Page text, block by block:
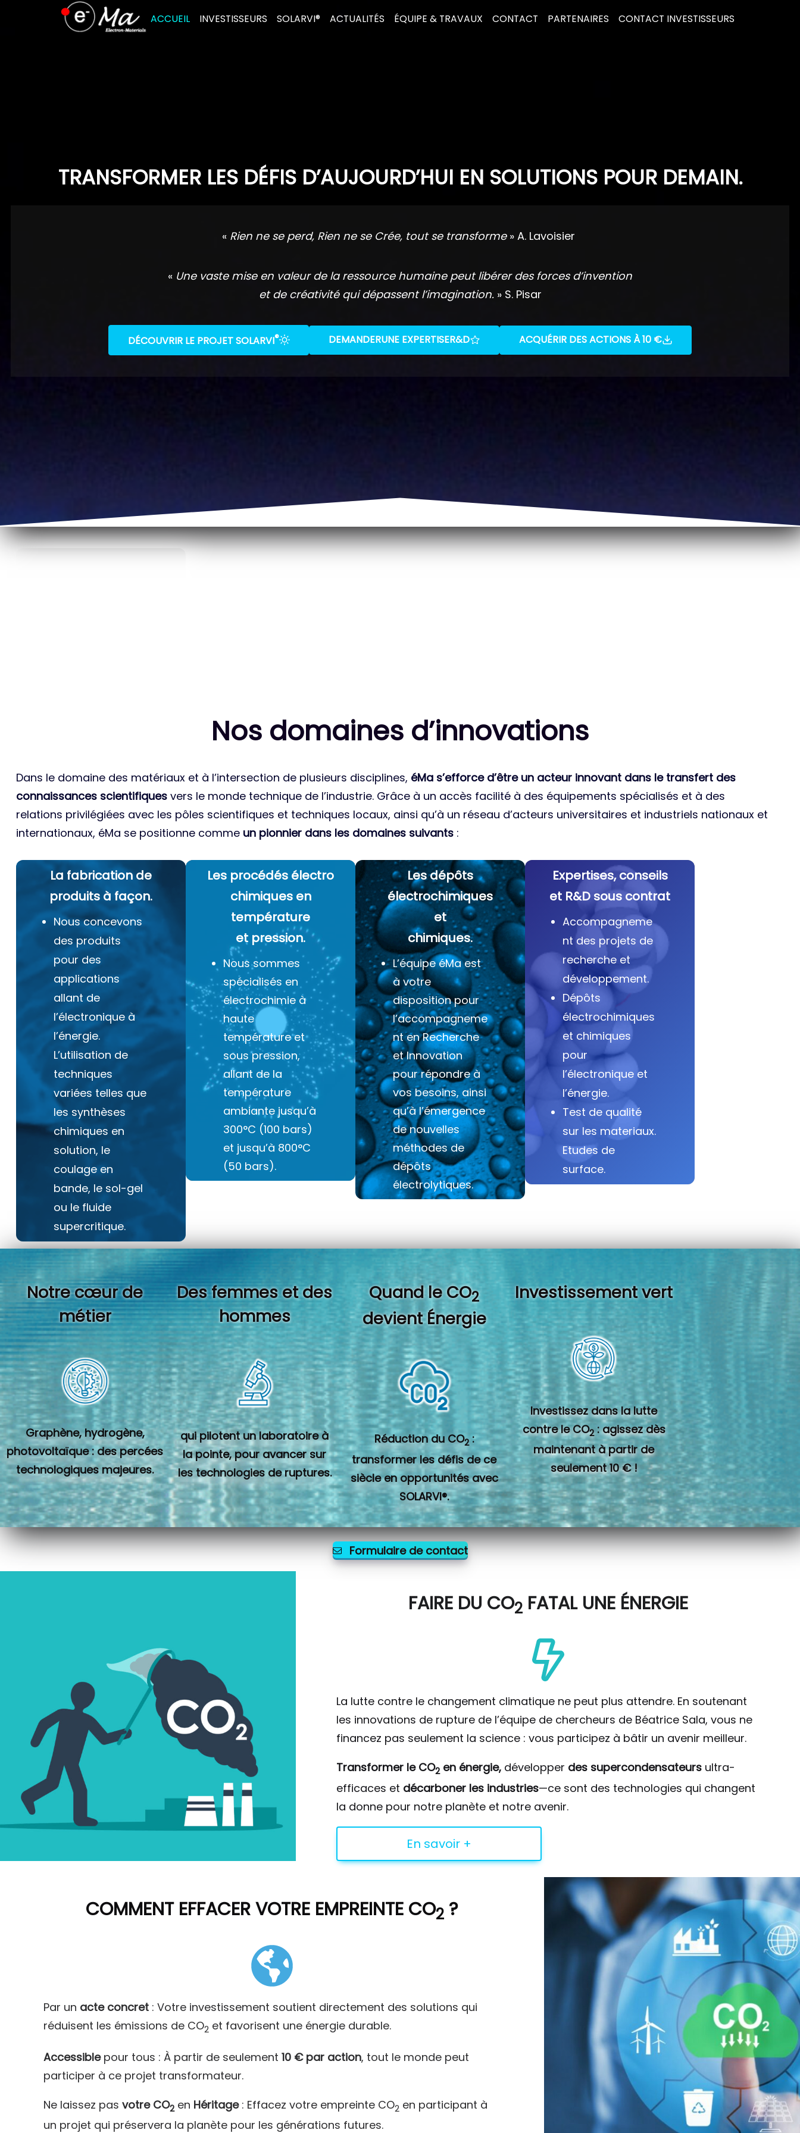
ACCUEIL INVESTISSEURS SOLARVI® ACTUALITÉS ÉQUIPE & TRAVAUX CONTACT PARTENAIRES CONTACT INVESTISSEURS
TRANSFORMER LES DÉFIS D’AUJOURD’HUI EN SOLUTIONS POUR DEMAIN.
« Rien ne se perd, Rien ne se Crée, tout se transforme » A. Lavoisier
« Une vaste mise en valeur de la ressource humaine peut libérer des forces d’invention
et de créativité qui dépassent l’imagination.» S. Pisar
DÉCOUVRIR LE PROJET SOLARVI® DEMANDERUNE EXPERTISER&D ACQUÉRIR DES ACTIONS À 10 €
Nos domaines d’innovations
Dans le domaine des matériaux et à l’intersection de plusieurs disciplines, éMa s’efforce d’être un acteur innovant dans le transfert des
connaissances scientifiques vers le monde technique de l’industrie. Grâce à un accès facilité à des équipements spécialisés et à des
relations privilégiées avec les pôles scientifiques et techniques locaux, ainsi qu’à un réseau d’acteurs universitaires et industriels nationaux et
internationaux, éMa se positionne comme un pionnier dans les domaines suivants :
La fabrication de
produits à façon.
Nous concevons
des produits
pour des
applications
allant de
l’électronique à
l’énergie.
L’utilisation de
techniques
variées telles que
les synthèses
chimiques en
solution, le
coulage en
bande, le sol-gel
ou le fluide
supercritique.
Les procédés électro
chimiques en
température
et pression.
Nous sommes
spécialisés en
électrochimie à
haute
température et
sous pression,
allant de la
température
ambiante jusqu’à
300°C (100 bars)
et jusqu’à 800°C
(50 bars).
Les dépôts
électrochimiques
et
chimiques.
L’équipe éMa est
à votre
disposition pour
l’accompagneme
nt en Recherche
et Innovation
pour répondre à
vos besoins, ainsi
qu’à l’émergence
de nouvelles
méthodes de
dépôts
électrolytiques.
Expertises, conseils
et R&D sous contrat
Accompagneme
nt des projets de
recherche et
développement.
Dépôts
électrochimiques
et chimiques
pour
l’électronique et
l’énergie.
Test de qualité
sur les materiaux.
Etudes de
surface.
Notre cœur de
métier
Graphène, hydrogène,
photovoltaïque : des percées
technologiques majeures.
Des femmes et des
hommes
qui pilotent un laboratoire à
la pointe, pour avancer sur
les technologies de ruptures.
Quand le CO2
devient Énergie
Réduction du CO2 :
transformer les défis de ce
siècle en opportunités avec
SOLARVI®.
Investissement vert
Investissez dans la lutte
contre le CO2 : agissez dès
maintenant à partir de
seulement 10 € !
Formulaire de contact
FAIRE DU CO2FATAL UNE ÉNERGIE
La lutte contre le changement climatique ne peut plus attendre. En soutenant
les innovations de rupture de l’équipe de chercheurs de Béatrice Sala, vous ne
financez pas seulement la science : vous participez à bâtir un avenir meilleur.
Transformer le CO2 en énergie, développer des supercondensateurs ultra-
efficaces et décarboner les industries—ce sont des technologies qui changent
la donne pour notre planète et notre avenir.
En savoir +
COMMENT EFFACER VOTRE EMPREINTE CO2 ?
Par un acte concret : Votre investissement soutient directement des solutions qui
réduisent les émissions de CO2 et favorisent une énergie durable.
Accessiblepour tous : À partir de seulement10 € par action, tout le monde peut
participer à ce projet transformateur.
Ne laissez pasvotre CO2 en Héritage: Effacez votre empreinte CO2 en participant à
un projet qui préservera la planète pour les générations futures.